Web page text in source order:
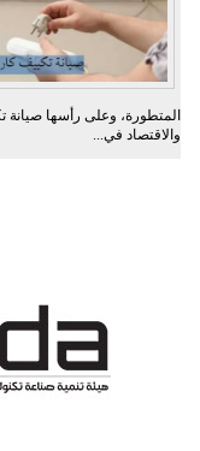
المتطورة، وعلى رأسها صيانة
والاقتصاد في...